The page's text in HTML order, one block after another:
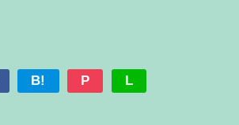
B! P L